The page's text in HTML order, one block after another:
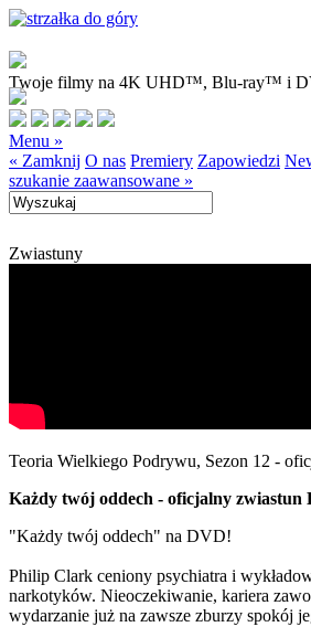
Twoje filmy na 4K UHD™, Blu-ray™ i
Menu »
« Zamknij O nas Premiery Zapowiedzi
szukanie zaawansowane »
Zwiastuny
Teoria Wielkiego Podrywu, Sezon 12 -
Każdy twój oddech - oficjalny zwiastun
"Każdy twój oddech" na DVD!
Philip Clark ceniony psychiatra i
narkotyków. Nieoczekiwanie, kariera
wydarzanie już na zawsze zburzy spokój